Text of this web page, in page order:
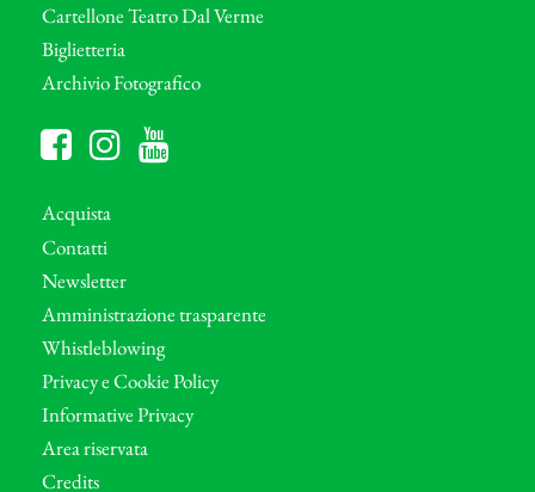
Cartellone Teatro Dal Verme
Biglietteria
Archivio Fotografico
Acquista
Contatti
Newsletter
Amministrazione trasparente
Whistleblowing
Privacy e Cookie Policy
Informative Privacy
Area riservata
Credits